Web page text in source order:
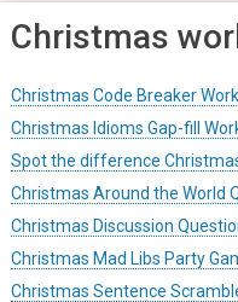
Christmas
Christmas Code Breaker
Christmas Idioms Gap-fill
Spot the difference
Christmas Around the World
Christmas Discussion
Christmas Mad Libs Party
Christmas Sentence